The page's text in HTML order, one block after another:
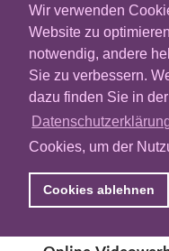
Wir verwenden
Website zu
notwendig, andere
Sie zu verbessern.
dazu finden Sie in der
Cookies, um der
Cookies ablehnen
Die
Vermarkter IP
Kategorie von
erweitert. Die
sind für die
Ladezeiten auf